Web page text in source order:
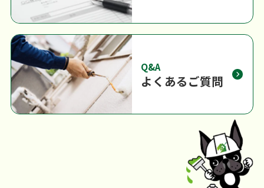
Q&A
よくあるご質問